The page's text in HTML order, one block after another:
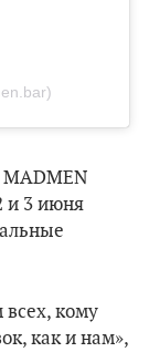
MADMEN
и 3 июня
кому
как и нам»,